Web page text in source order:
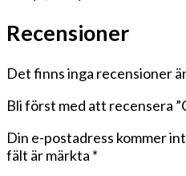
Recensioner
Det finns inga recensioner
Bli först med att recensera
Din e-postadress kommer
fält är märkta *